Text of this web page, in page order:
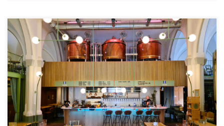
In de Gouden Eeuw Was Weesp één van de belangrijkste
brouwsteden van Nederland. Ze leverde bier van uitstekende
kwaliteit dankzij het schone water van de vecht. Uiteindelijk is er
geen […]